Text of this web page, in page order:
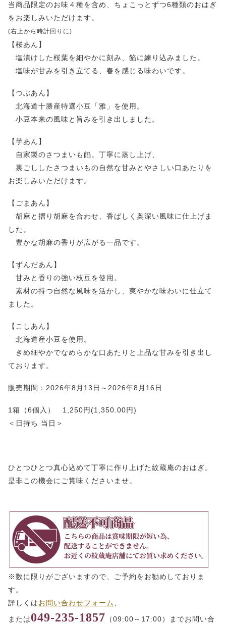
当商品限定のお味４種を含め、ちょこっとずつ6種類のおはぎ
をお楽しみいただけます。
(右上から時計回りに)
【桜あん】
塩漬けした桜葉を細やかに刻み、餡に練り込みました。
塩味が甘みを引き立てる、春を感じる味わいです。
【つぶあん】
北海道十勝産特選小豆「雅」を使用。
小豆本来の風味と旨みを引き出しました。
【芋あん】
自家製のさつまいも餡。丁寧に蒸し上げ、
裏ごししたさつまいもの自然な甘みとやさしい口あたりを
お楽しみいただけます。
【ごまあん】
胡麻と摺り胡麻を合わせ、香ばしく奥深い風味に仕上げま
した。
豊かな胡麻の香りが広がる一品です。
【ずんだあん】
甘みと香りの強い枝豆を使用。
素材の持つ自然な風味を活かし、爽やかな味わいに仕立て
ました。
【こしあん】
北海道産小豆を使用。
きめ細やかでなめらかな口あたりと上品な甘みを引き出し
ております。
販売期間：2026年8月13日～2026年8月16日
1箱（6個入） 1,250円(1,350.00円)
＜日持ち 当日＞
ひとつひとつ真心込めて丁寧に作り上げた紋蔵庵のおはぎ。
是非この機会にご賞味くださいませ。
※数に限りがございますので、ご予約をお勧めしておりま
す。
詳しくはお問い合わせフォーム、
または049-235-1857 （09:00～17:00）までお問い合